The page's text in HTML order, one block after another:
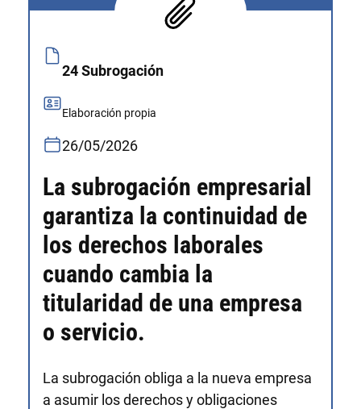
24 Subrogación
Elaboración propia
26/05/2026
La subrogación empresarial
garantiza la continuidad de
los derechos laborales
cuando cambia la
titularidad de una empresa
o servicio.
La subrogación obliga a la nueva empresa
a asumir los derechos y obligaciones